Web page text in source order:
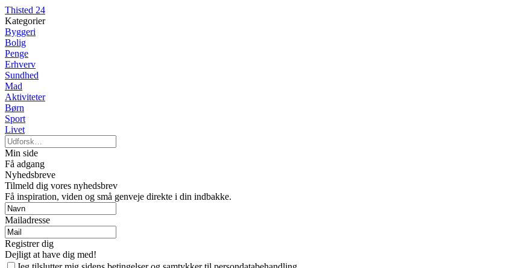
Thisted 24
Kategorier
Byggeri
Bolig
Penge
Erhverv
Sundhed
Mad
Aktiviteter
Børn
Sport
Livet
Min side
Få adgang
Nyhedsbreve
Tilmeld dig vores nyhedsbrev
Få inspiration, viden og små genveje direkte i din indbakke.
Mailadresse
Registrer dig
Dejligt at have dig med!